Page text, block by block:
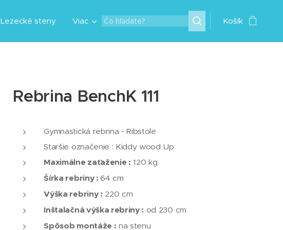
Lezecké steny Viac Košík
Rebrina BenchK 111
Gymnastická rebrina - Ribstole
Staršie označenie : Kiddy wood Up
Maximálne zaťaženie : 120 kg
Šírka rebriny :64 cm
Výška rebriny : 220 cm
Inštalačná výška rebriny : od 230 cm
Spôsob montáže : na stenu